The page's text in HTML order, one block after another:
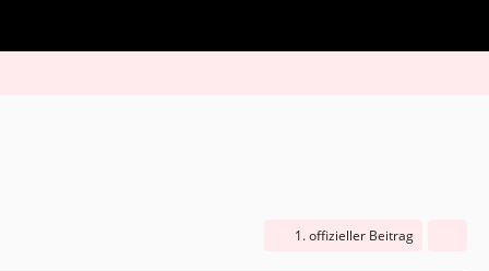
1. offizieller Beitrag